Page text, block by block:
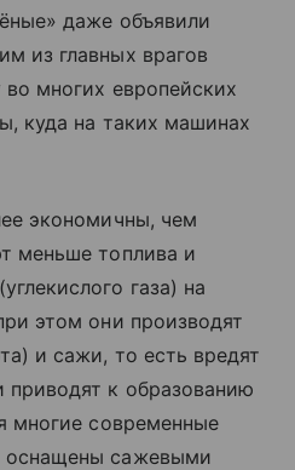
даже объявили
из главных врагов
многих европейских
куда на таких машинах
экономичны, чем
меньше топлива и
газа) на
этом они производят
и сажи, то есть вредят
приводят к образованию
многие современные
оснащены сажевыми